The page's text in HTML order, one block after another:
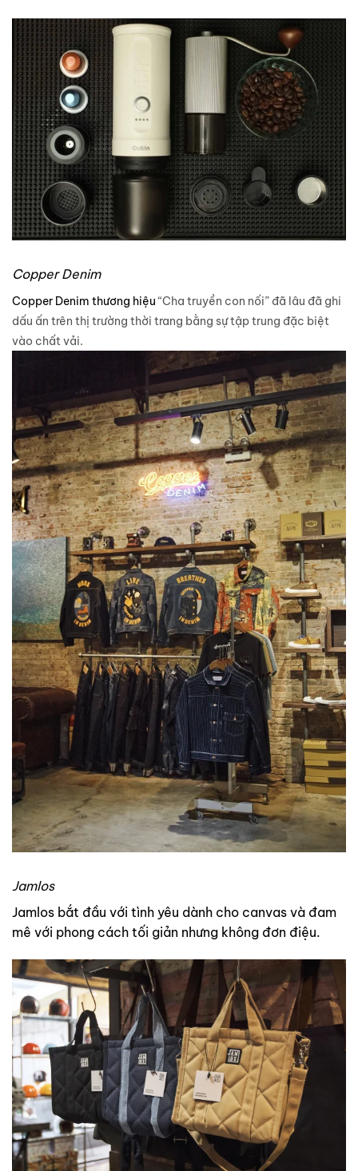
Copper Denim
Copper Denim thương hiệu“Cha truyền con nối” đã lâu đã ghi
dấu ấn trên thị trường thời trang bằng sự tập trung đặc biệt
vào chất vải.
Jamlos
Jamlos bắt đầu với tình yêu dành cho canvas và đam
mê với phong cách tối giản nhưng không đơn điệu.